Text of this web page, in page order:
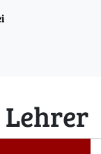
Lehrer